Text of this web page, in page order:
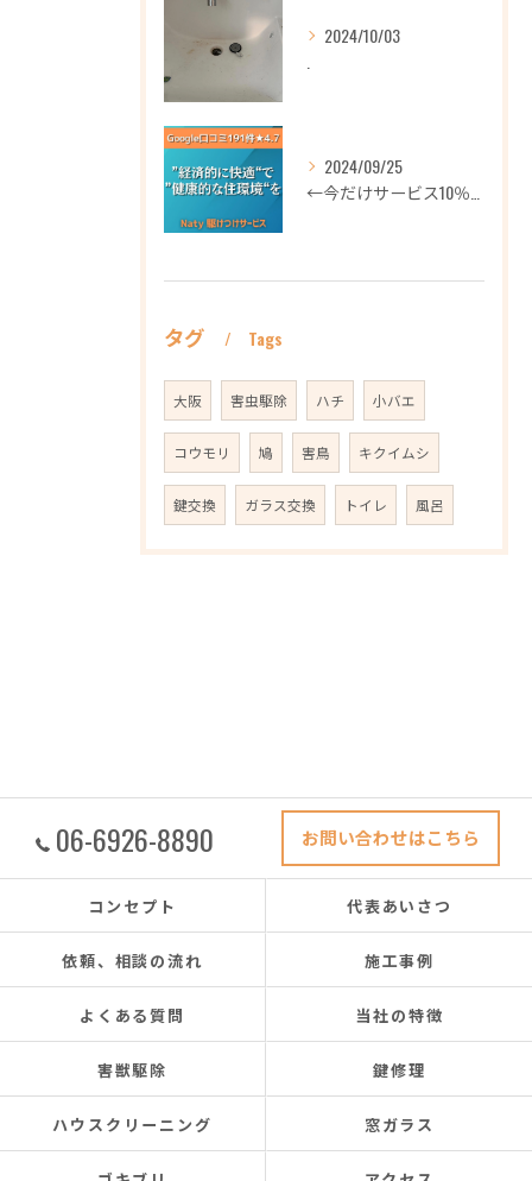
2024/10/03
2024/09/25
タグ Tags
大阪 害虫駆除 ハチ 小バエ
コウモリ 鳩 害鳥 キクイムシ
鍵交換 ガラス交換 トイレ 風呂
06-6926-8890 お問い合わせはこちら
コンセプト 代表あいさつ
依頼、相談の流れ 施工事例
よくある質問 当社の特徴
害獣駆除 鍵修理
ハウスクリーニング 窓ガラス